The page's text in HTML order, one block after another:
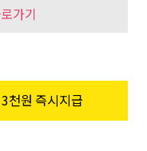
가기
천원 즉시지급